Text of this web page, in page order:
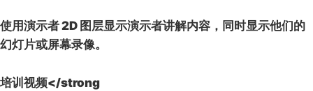
使用演示者 2D 图层显示演示者讲解内容，同时显示他们的
幻灯片或屏幕录像。
培训视频</strong